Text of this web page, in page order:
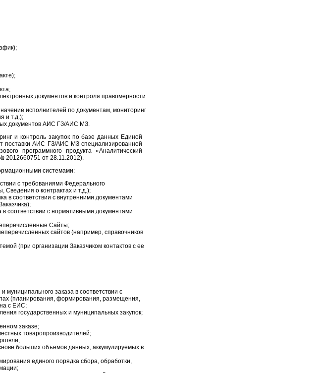
документов и контроля правомерности
исполнителей по документам, мониторинг
и т.д.);
документов АИС ГЗ/АИС МЗ.
и контроль закупок по базе данных Единой
поставки АИС ГЗ/АИС МЗ специализированной
программного продукта «Аналитический
2012660751 от 28.11.2012).
системами:
с требованиями Федерального
Сведения о контрактах и т.д.);
в соответствии с внутренними документами
соответствии с нормативными документами
Сайты;
сайтов (например, справочников
(при организации Заказчиком контактов с ее
муниципального заказа в соответствии с
(планирования, формирования, размещения,
с ЕИС;
государственных и муниципальных закупок;
заказе;
товаропроизводителей;
больших объемов данных, аккумулируемых в
единого порядка сбора, обработки,